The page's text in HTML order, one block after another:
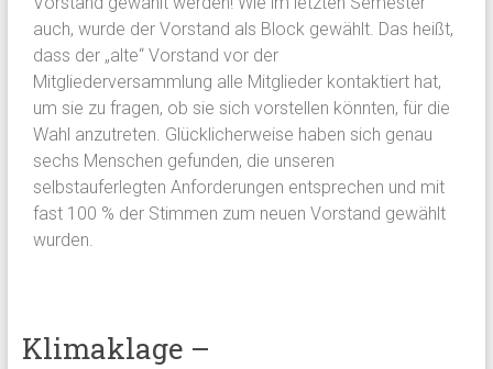
auch, wurde der Vorstand als Block gewählt. Das heißt,
dass der „alte“ Vorstand vor der
Mitgliederversammlung alle Mitglieder kontaktiert hat,
um sie zu fragen, ob sie sich vorstellen könnten, für die
Wahl anzutreten. Glücklicherweise haben sich genau
sechs Menschen gefunden, die unseren
selbstauferlegten Anforderungen entsprechen und mit
fast 100 % der Stimmen zum neuen Vorstand gewählt
wurden.
Klimaklage –